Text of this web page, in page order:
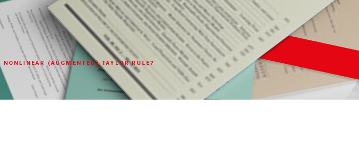
(AUGMENTED) TAYLOR RULE?